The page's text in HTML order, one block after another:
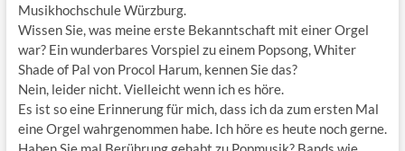
Musikhochschule Würzburg.
Wissen Sie, was meine erste Bekanntschaft mit einer Orgel
war? Ein wunderbares Vorspiel zu einem Popsong, Whiter
Shade of Pal von Procol Harum, kennen Sie das?
Nein, leider nicht. Vielleicht wenn ich es höre.
Es ist so eine Erinnerung für mich, dass ich da zum ersten Mal
eine Orgel wahrgenommen habe. Ich höre es heute noch gerne.